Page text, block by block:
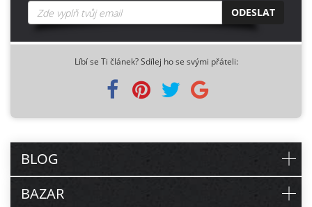
ODESLAT
Líbí se Ti článek? Sdílej ho se svými přáteli:
BLOG
BAZAR